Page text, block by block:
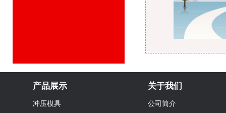
产品展示
冲压模具
关于我们
公司简介